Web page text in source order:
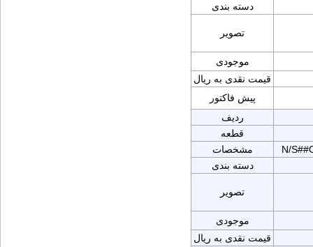
دسته بندی
تصویر
موجودی
قیمت نقدی به ریال
پیش فاکتور
ردیف
قطعه
مشخصات
N/
دسته بندی
تصویر
موجودی
قیمت نقدی به ریال